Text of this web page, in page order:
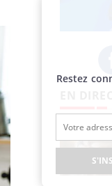
une otite
?
Restez